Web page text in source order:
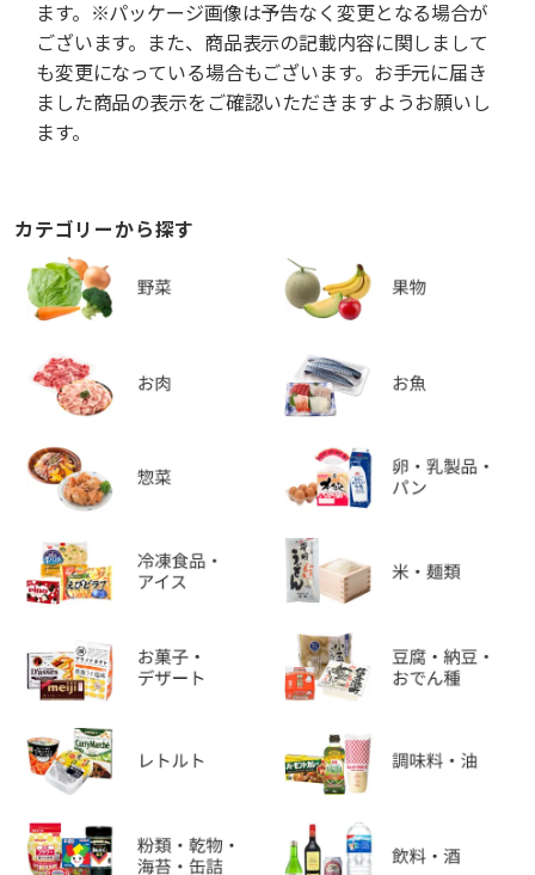
ます。※パッケージ画像は予告なく変更となる場合が
ございます。また、商品表示の記載内容に関しまして
も変更になっている場合もございます。お手元に届き
ました商品の表示をご確認いただきますようお願いし
ます。
カテゴリーから探す